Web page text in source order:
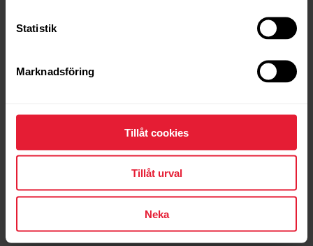
Statistik
Marknadsföring
Tillåt cookies
Tillåt urval
Neka